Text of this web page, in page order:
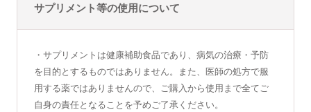
サプリメント等の使用について
・サプリメントは健康補助食品であり、病気の治療・予防
を目的とするものではありません。また、医師の処方で服
用する薬ではありませんので、ご購入から使用まで全てご
自身の責任となることを予めご了承ください。